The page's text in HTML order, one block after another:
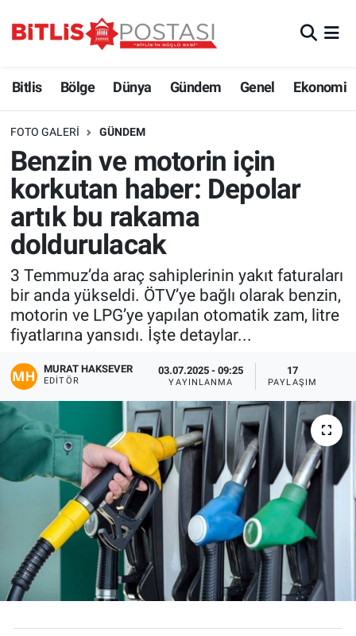
Bitlis Bölge Dünya Gündem Genel Ekonomi
FOTO GALERI GÜNDEM
Benzin ve motorin için
korkutan haber: Depolar
artık bu rakama
doldurulacak
3 Temmuz’da araç sahiplerinin yakıt faturaları
bir anda yükseldi. ÖTV’ye bağlı olarak benzin,
motorin ve LPG’ye yapılan otomatik zam, litre
fiyatlarına yansıdı. İşte detaylar...
MURAT HAKSEVER
EDITÖR
03.07.2025 - 09:25
YAYINLANMA
17
PAYLAŞIM
Bölge
Çevre
Dünya
Ekonomi
Genel
Gündem
Kültür-Sanat
Magazin
Politika
Resmi İlanlar
Siyaset
Bitlis Trafik Yoğunluk Haritası
Süper Lig Puan Durumu ve Fikstür
Tüm Manşetler
Haber Arşivi